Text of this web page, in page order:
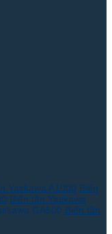
Yaskawa A1000 Biến
Biến tần Yaskawa
GA500 Biến tần